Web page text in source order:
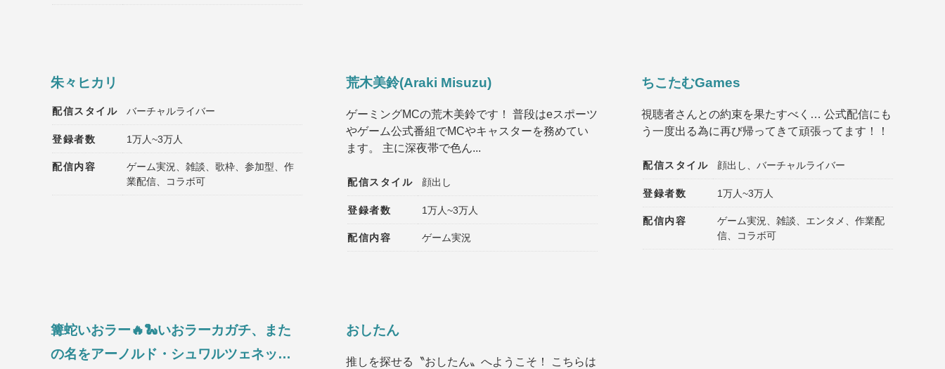
朱々ヒカリ
配信スタイル バーチャルライバー
登録者数 1万人~3万人
配信内容
ゲーム実況、雑談、歌枠、参加型、作
業配信、コラボ可
荒木美鈴(Araki Misuzu)
ゲーミングMCの荒木美鈴です！ 普段はeスポーツ
やゲーム公式番組でMCやキャスターを務めてい
ます。 主に深夜帯で色ん...
配信スタイル 顔出し
登録者数 1万人~3万人
配信内容 ゲーム実況
ちこたむGames
視聴者さんとの約束を果たすべく… 公式配信にも
う一度出る為に再び帰ってきて頑張ってます！！
配信スタイル 顔出し、バーチャルライバー
登録者数 1万人~3万人
配信内容
ゲーム実況、雑談、エンタメ、作業配
信、コラボ可
篝蛇いおラー🔥🐍いおラーカガチ、また
の名をアーノルド・シュワルツェネッガ
おしたん
推しを探せる〝おしたん〟へようこそ！ こちらは